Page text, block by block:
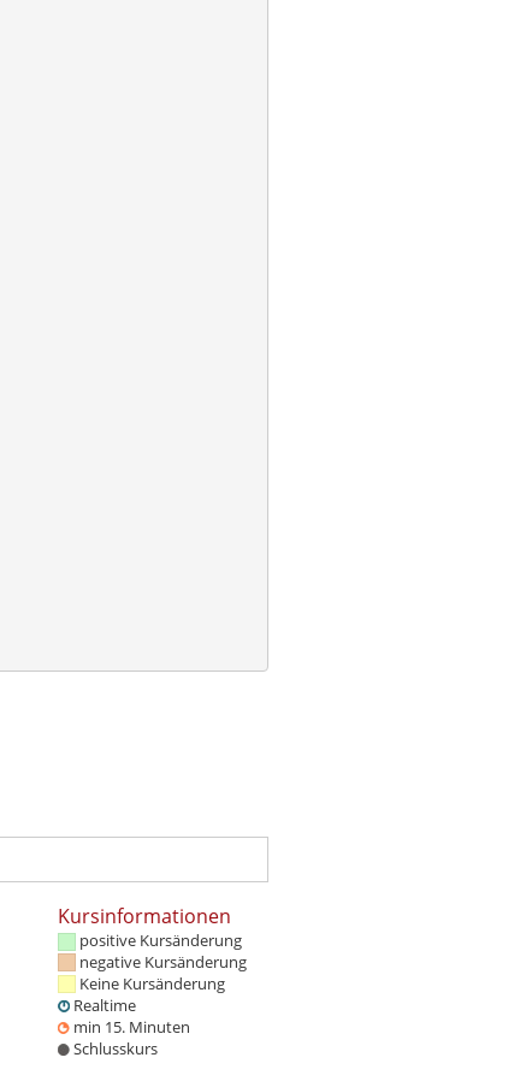
Kursinformationen
positive Kursänderung
negative Kursänderung
Keine Kursänderung
Realtime
min 15. Minuten
Schlusskurs